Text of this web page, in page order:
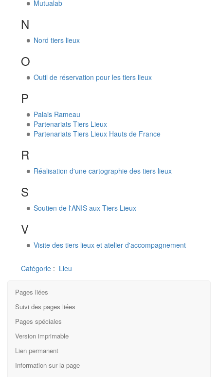
Mutualab
N
Nord tiers lieux
O
Outil de réservation pour les tiers lieux
P
Palais Rameau
Partenariats Tiers Lieux
Partenariats Tiers Lieux Hauts de France
R
Réalisation d'une cartographie des tiers lieux
S
Soutien de l'ANIS aux Tiers Lieux
V
Visite des tiers lieux et atelier d'accompagnement
Catégorie : Lieu
Pages liées
Suivi des pages liées
Pages spéciales
Version imprimable
Lien permanent
Information sur la page